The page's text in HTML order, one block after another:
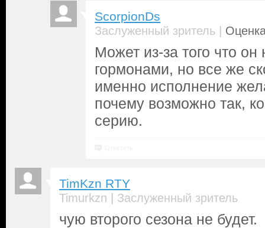
ScorpionDs
Заслуженный зритель |
Может из-за того что он
гормонами, но все же
именно исполнение
почему возможно так,
серию.
TimKzn RTY
Timurkzn | Заслуженный зритель
чую второго сезона не будет.